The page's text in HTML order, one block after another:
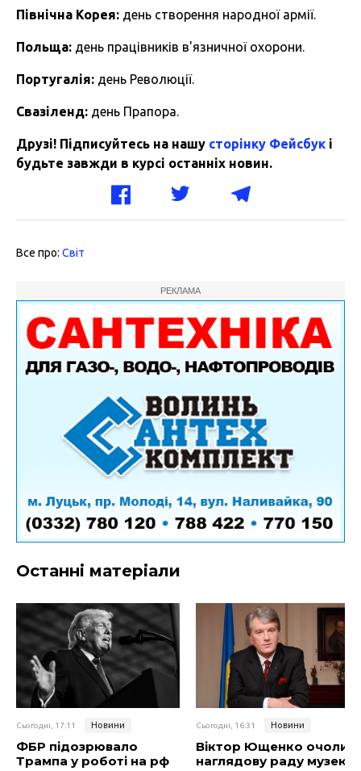
Північна Корея: день створення народної армії.
Польща: день працівників в'язничної охорони.
Португалія: день Революції.
Свазіленд: день Прапора.
Друзі! Підписуйтесь на нашу сторінку Фейсбук і
будьте завжди в курсі останніх новин.
Все про: Світ
РЕКЛАМА
Останні матеріали
Сьогодні, 17:11 Новини
ФБР підозрювало
Трампа у роботі на рф
Сьогодні, 16:31 Новини
Віктор Ющенко очолив
наглядову раду музею